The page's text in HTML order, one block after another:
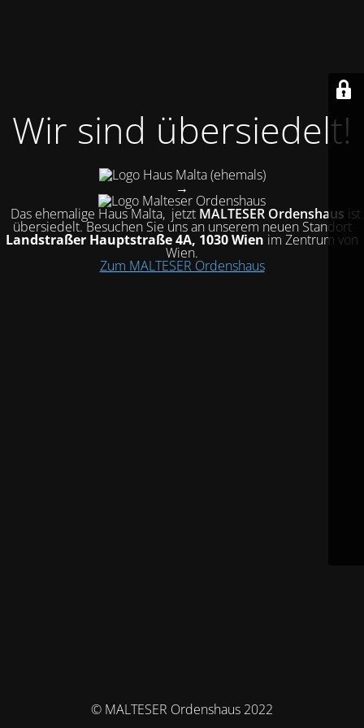
Wir sind übersiedelt!
(ehemals)
→
Das ehemalige Haus Malta, jetzt MALTESER Ordenshaus ist
übersiedelt. Besuchen Sie uns an unserem neuen Standort
Landstraßer Hauptstraße 4A, 1030 Wien im Zentrum von
Wien.
Zum MALTESER Ordenshaus
© MALTESER Ordenshaus 2022